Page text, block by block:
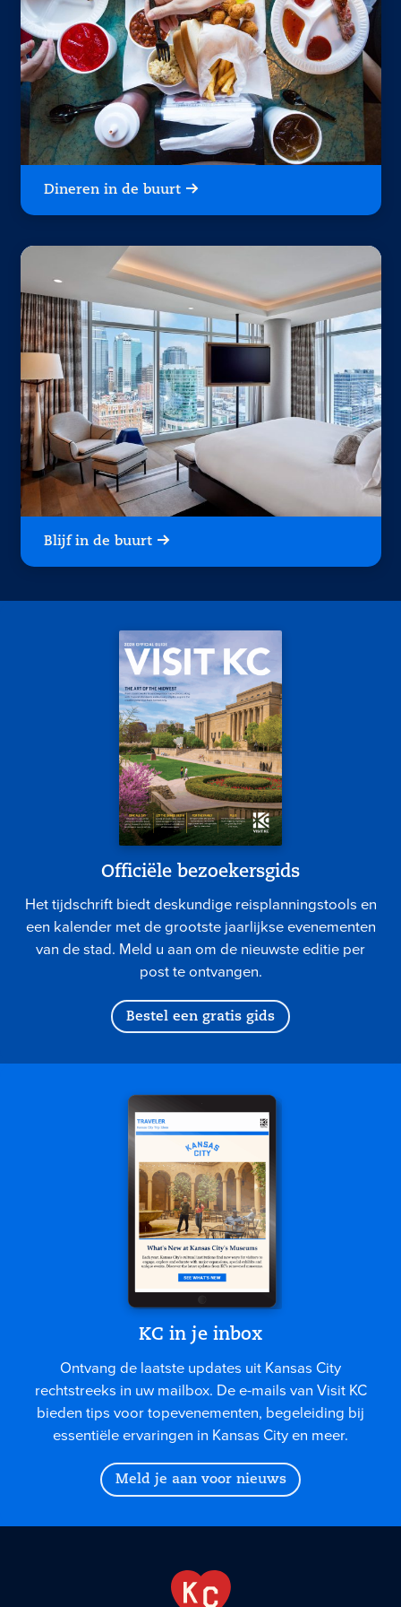
Dineren in de buurt
Blijf in de buurt
Officiële bezoekersgids
Het tijdschrift biedt deskundige reisplanningstools en
een kalender met de grootste jaarlijkse evenementen
van de stad. Meld u aan om de nieuwste editie per
post te ontvangen.
Bestel een gratis gids
KC in je inbox
Ontvang de laatste updates uit Kansas City
rechtstreeks in uw mailbox. De e-mails van Visit KC
bieden tips voor topevenementen, begeleiding bij
essentiële ervaringen in Kansas City en meer.
Meld je aan voor nieuws